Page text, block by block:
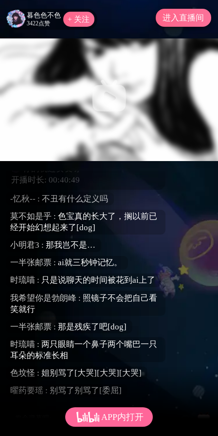
系统提示：哔哩哔哩直播内容及互动评论
须严格遵守直播规范，严禁传播违法违
规、低俗血暴、吸烟酗酒、造谣诈骗等不
良有害信息。如有违规，平台将对违规直
播间或账号进行相应的处罚！注意理性打
赏，严禁未成年人直播或打赏。请勿轻信
各类招聘征婚、代练代抽、刷钻、购买礼
包码、游戏币等广告信息，且如主播在推
广商品中诱导私下交易，请谨慎判断，以
你的枕边女友呀
开播时长: 00:40:49
-忆秋-- :不丑有什么定义吗
莫不如是乎 :色宝真的长大了，搁以前已
经开始幻想起来了[dog]
小明君3 :那我岂不是…
一半张邮票 :ai就三秒钟记忆。
时琉喵 : 只是说聊天的时间被花到ai上了
我希望你是勃朗峰 : 照镜子不会把自己看
笑就行
一半张邮票 :那是残疾了吧[dog]
时琉喵 :两只眼睛一个鼻子两个嘴巴一只
耳朵的标准长相
色坟怪 :姐别骂了[大哭][大哭][大哭]
曜药要瑶 : 别骂了别骂了[委屈]
暮色色不色
3422点赞 + 关注 进入直播间
APP内打开